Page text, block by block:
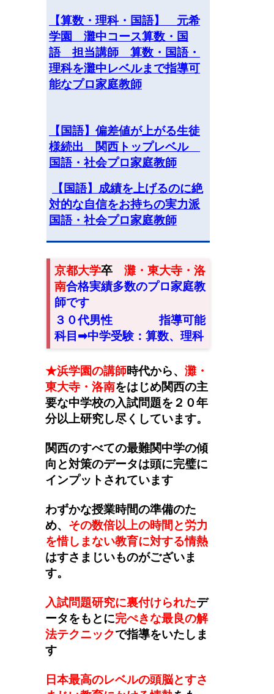
【算数・理科・国語】 元希
学園 灘中コース算数・国
語 担当講師 算数・国語・
理科を灘中レベルまで指導可
能なプロ家庭教師
【国語】偏差値が上がる生徒
様続出 関西トップレベル
国語・社会プロ家庭教師
【国語】成績を上げるのに絶
対的な自信をお持ちの実力派
国語・社会プロ家庭教師
京都大学卒 灘・東大寺・洛
南合格実績多数のプロ家庭教
師です
３０代男性指導可能
科目➡︎中学受験：算数、理科
★浜学園の講師時代から、 灘・
東大寺・洛南をはじめ関西の主
要な中学校の入試問題を２０年
分以上研究し尽くしています。
関西のすべての最難関中学の傾
向と対策のデータは頭に完璧に
インプットされています
わずかな授業時間の準備のた
め、 その数倍以上の時間と労力
を惜しまない教育に対する情熱
はすさまじいものがございま
す。
入試問題研究に裏付けられたデ
ータをもとに完ぺきな最良の解
法テクニックで指導をいたしま
す
日本最高のレベルの頭脳とすさ